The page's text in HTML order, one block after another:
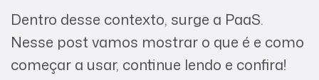
Dentro desse contexto, surge a PaaS.
Nesse post vamos mostrar o que é e como
começar a usar, continue lendo e confira!